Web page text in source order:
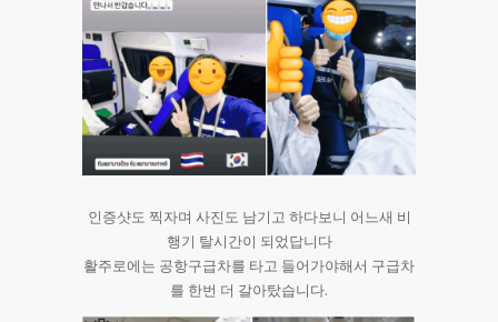
인증샷도 찍자며 사진도 남기고 하다보니 어느새 비
행기 탈시간이 되었답니다
활주로에는 공항구급차를 타고 들어가야해서 구급차
를 한번 더 갈아탔습니다.